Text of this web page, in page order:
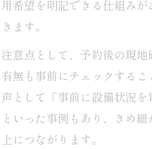
用希望を明記できる仕組み
きます。
注意点として、予約後の現
有無も事前にチェックする
声として「事前に設備状況を
といった事例もあり、きめ
上につながります。